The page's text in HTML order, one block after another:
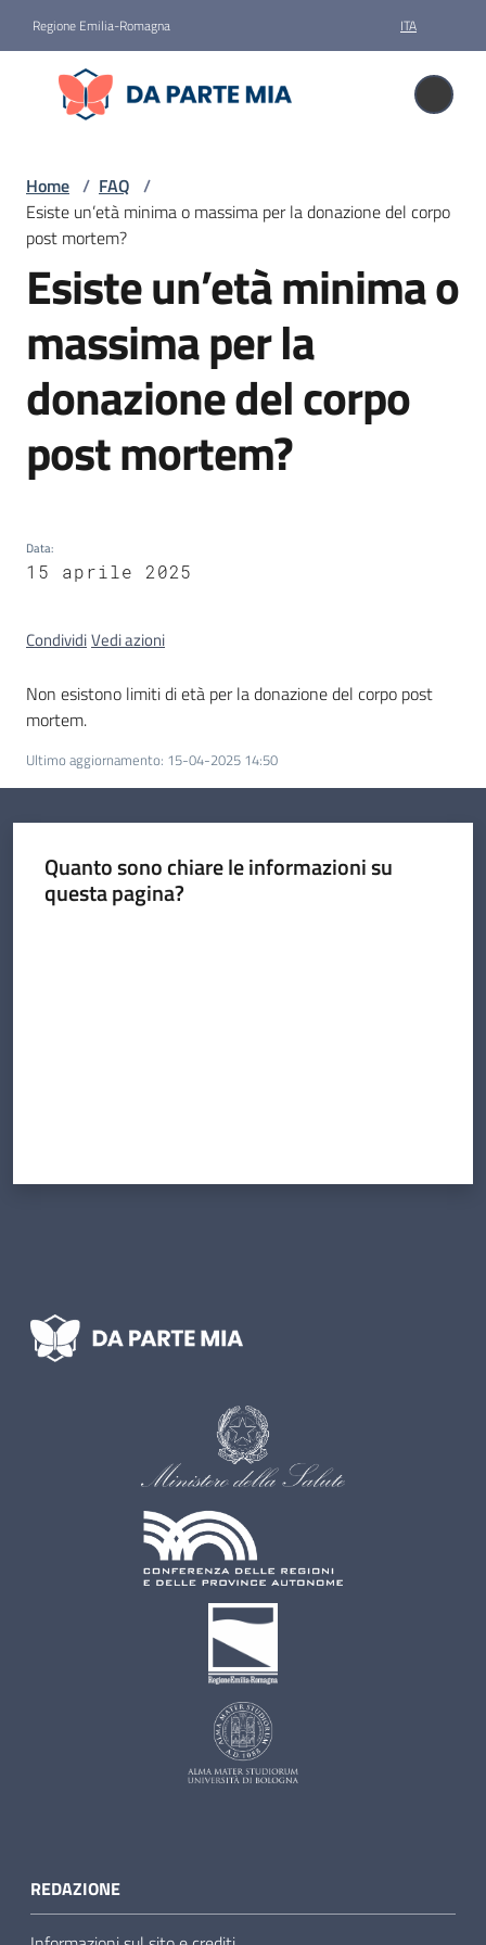
Regione Emilia-Romagna ITA
Da parte mia
Da parte mia
il
corpo
Storie
News
Faq
Menu selezionato
informativi
Home / FAQ /
Esiste un’età minima o massima per la donazione del corpo
post mortem?
Salta al contenuto
Esiste un’età minima o
massima per la
donazione del corpo
post mortem?
Data:
15 aprile 2025
CondividiVedi azioni
Non esistono limiti di età per la donazione del corpo post
mortem.
Ultimo aggiornamento: 15-04-2025 14:50
Quanto sono chiare le informazioni su
questa pagina?
REDAZIONE